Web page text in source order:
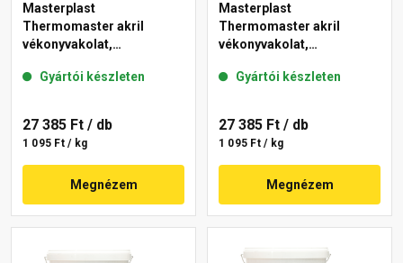
Masterplast
Thermomaster akril
vékonyvakolat,
13-C 25 kg
Gyártói készleten
27 385 Ft / db
1 095 Ft / kg
Megnézem
Masterplast
Thermomaster akril
vékonyvakolat,
49-E 25 kg
Gyártói készleten
27 385 Ft / db
1 095 Ft / kg
Megnézem